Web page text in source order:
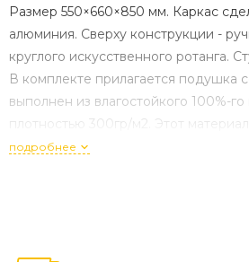
Размер 550×660×850 мм. Каркас
алюминия. Сверху конструкции -
круглого искусственного ротанга.
В комплекте прилагается подушка
выполнен из влагостойкого 100%-
плотностью 300гр/м2. Этот
устойчив к ультрафиолету, осадкам.
подробнее